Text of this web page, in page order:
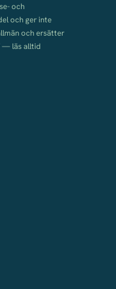
och
och ger inte
och ersätter
— läs alltid